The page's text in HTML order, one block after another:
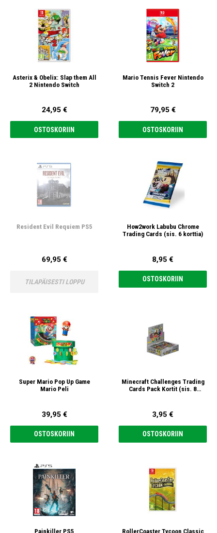
Asterix & Obelix: Slap them All
2 Nintendo Switch
24,95 €
OSTOSKORIIN
Mario Tennis Fever Nintendo
Switch 2
79,95 €
OSTOSKORIIN
Resident Evil Requiem PS5
69,95 €
TILAPÄISESTI LOPPU
How2work Labubu Chrome
Trading Cards (sis. 6 korttia)
8,95 €
OSTOSKORIIN
Super Mario Pop Up Game
Mario Peli
39,95 €
OSTOSKORIIN
Minecraft Challenges Trading
Cards Pack Kortit (sis. 8
3,95 €
OSTOSKORIIN
Painkiller PS5 RollerCoaster Tycoon Classic